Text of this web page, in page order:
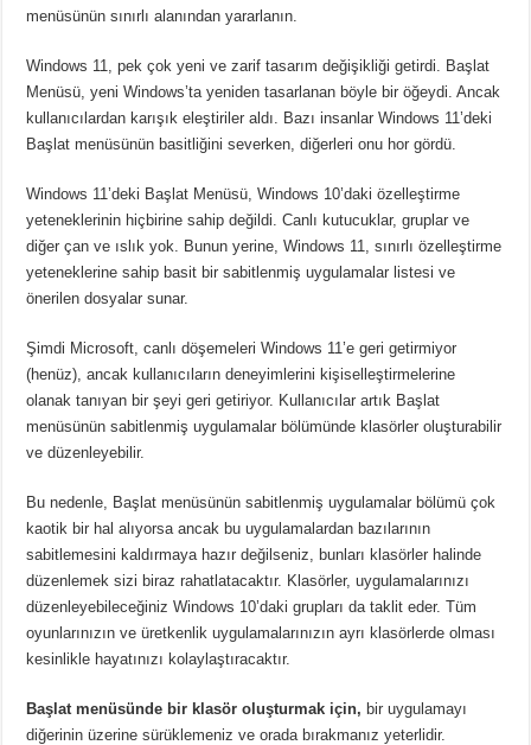
menüsünün sınırlı alanından yararlanın.
Windows 11, pek çok yeni ve zarif tasarım değişikliği getirdi. Başlat
Menüsü, yeni Windows’ta yeniden tasarlanan böyle bir öğeydi.Ancak
kullanıcılardan karışık eleştiriler aldı. Bazı insanlar Windows 11’deki
Başlat menüsünün basitliğini severken, diğerleri onu hor gördü.
Windows 11’deki Başlat Menüsü, Windows 10’daki özelleştirme
yeteneklerinin hiçbirine sahip değildi. Canlı kutucuklar, gruplar ve
diğer çan ve ıslık yok. Bunun yerine, Windows 11, sınırlı özelleştirme
yeteneklerine sahip basit bir sabitlenmiş uygulamalar listesi ve
önerilen dosyalar sunar.
Şimdi Microsoft, canlı döşemeleri Windows 11’e geri getirmiyor
(henüz), ancak kullanıcıların deneyimlerini kişiselleştirmelerine
olanak tanıyan bir şeyi geri getiriyor. Kullanıcılar artık Başlat
menüsünün sabitlenmiş uygulamalar bölümünde klasörler oluşturabilir
ve düzenleyebilir.
Bu nedenle, Başlat menüsünün sabitlenmiş uygulamalar bölümü çok
kaotik bir hal alıyorsa ancak bu uygulamalardan bazılarının
sabitlemesini kaldırmaya hazır değilseniz, bunları klasörler halinde
düzenlemek sizi biraz rahatlatacaktır. Klasörler, uygulamalarınızı
düzenleyebileceğiniz Windows 10’daki grupları da taklit eder.Tüm
oyunlarınızın ve üretkenlik uygulamalarınızın ayrı klasörlerde olması
kesinlikle hayatınızı kolaylaştıracaktır.
Başlat menüsünde bir klasör oluşturmak için, bir uygulamayı
diğerinin üzerine sürüklemeniz ve orada bırakmanız yeterlidir.